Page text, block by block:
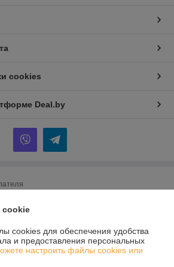
cookies
Deal.by
ЕГР: 691756477
cookie
cookies для обеспечения удобства
и предоставления персональных
настроить файлы cookies или